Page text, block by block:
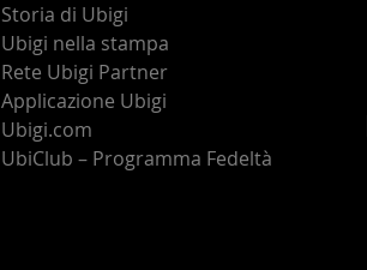
Storia di Ubigi
Ubigi nella stampa
Rete Ubigi Partner
Applicazione Ubigi
Ubigi.com
UbiClub – Programma Fedeltà